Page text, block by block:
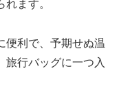
ます。
便利で、予期せぬ温
旅行バッグに一つ入